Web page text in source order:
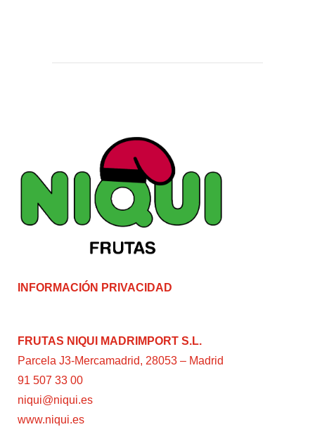
INFORMACIÓN PRIVACIDAD
FRUTAS NIQUI MADRIMPORT S.L.
Parcela J3-Mercamadrid, 28053 – Madrid
91 507 33 00
niqui@niqui.es
www.niqui.es